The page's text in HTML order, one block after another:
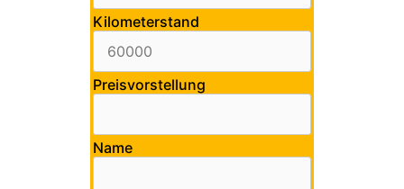
Kilometerstand
Preisvorstellung
Name